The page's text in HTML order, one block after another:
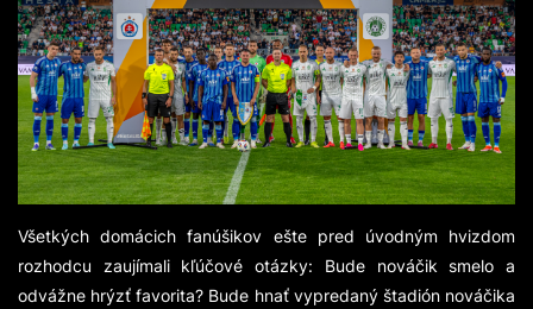
Všetkých domácich fanúšikov ešte pred úvodným hvizdom
rozhodcu zaujímali kľúčové otázky: Bude nováčik smelo a
odvážne hrýzť favorita? Bude hnať vypredaný štadión nováčika